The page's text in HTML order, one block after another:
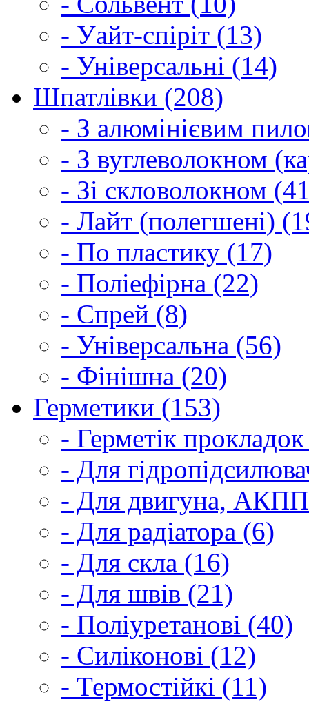
- Уайт-спіріт (13)
- Універсальні (14)
Шпатлівки (208)
- З алюмінієвим
- З вуглеволокном
- Зі скловолокном
- Лайт (полегшені)
- По пластику (17)
- Поліефірна (22)
- Спрей (8)
- Універсальна (56)
- Фінішна (20)
Герметики (153)
- Герметік
- Для
- Для двигуна,
- Для радіатора (6)
- Для скла (16)
- Для швів (21)
- Поліуретанові (40)
- Силіконові (12)
- Термостійкі (11)